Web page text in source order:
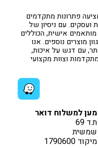
פתרונות מתקדמים
עם ניסיון של
מותאמים אישית, הכוללים
מוצרים נוספים. אנו
עם דגש על איכות,
וצוות מקצועי
מען למשלוח דואר
ת.ד 69
שמשית
מיקוד 1790600